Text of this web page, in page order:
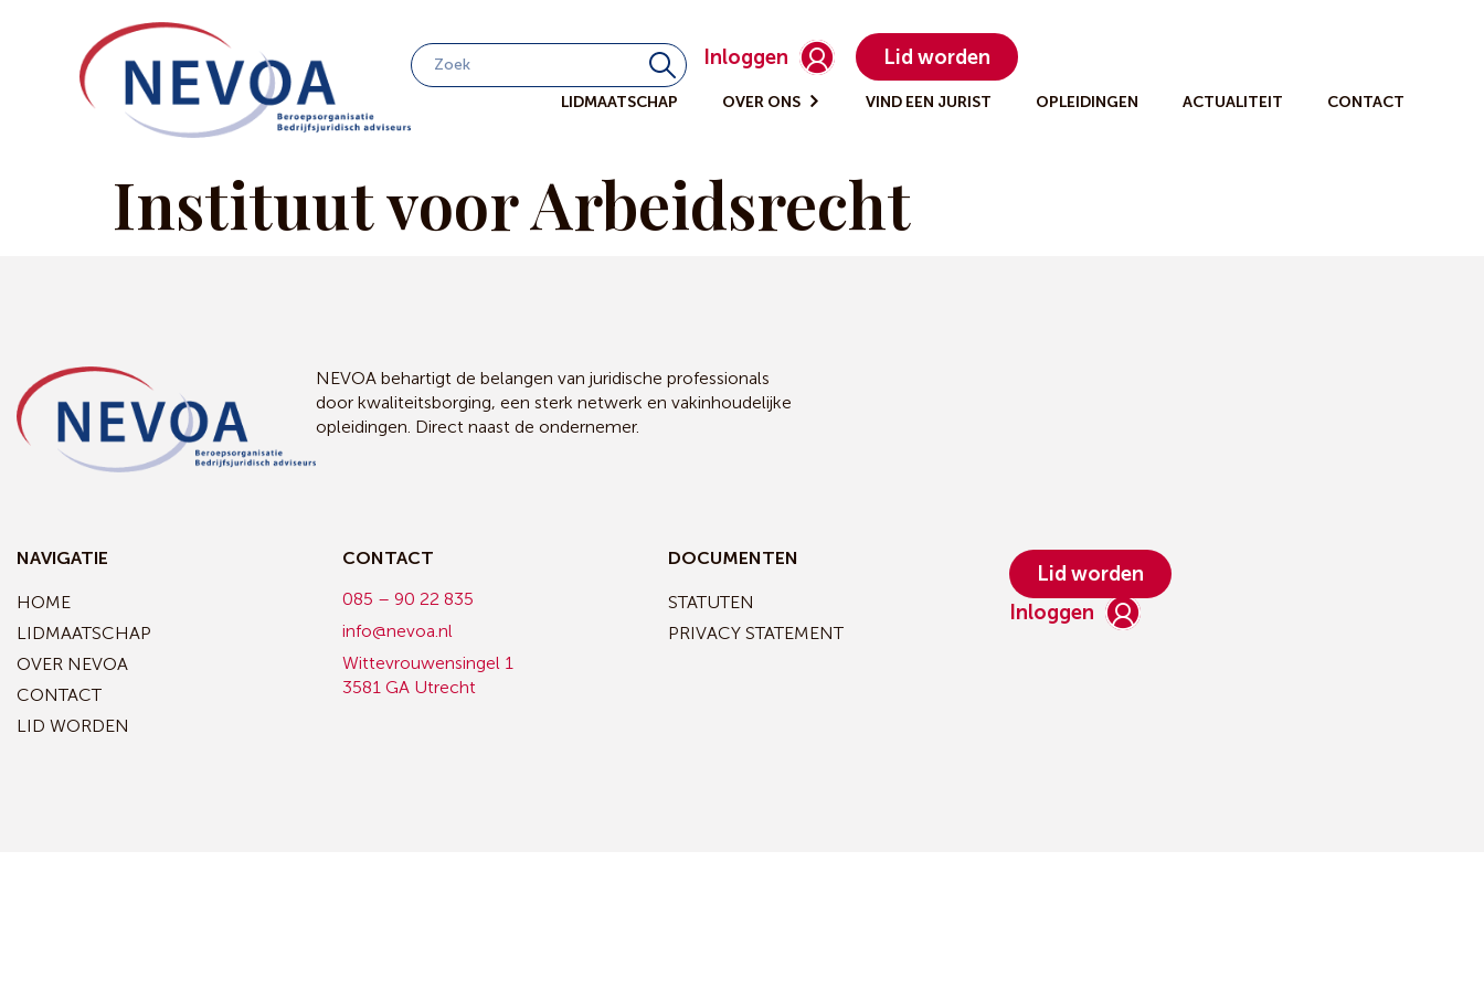
Inloggen Lid worden
LIDMAATSCHAP OVER ONS VIND EEN JURIST OPLEIDINGEN ACTUALITEIT CONTACT
Instituut voor Arbeidsrecht
NEVOA behartigt de belangen van juridische professionals
door kwaliteitsborging, een sterk netwerk en vakinhoudelijke
opleidingen. Direct naast de ondernemer.
NAVIGATIE
HOME
LIDMAATSCHAP
OVER NEVOA
CONTACT
LID WORDEN
CONTACT
085 – 90 22 835
info@nevoa.nl
Wittevrouwensingel 1
3581 GA Utrecht
DOCUMENTEN
STATUTEN
PRIVACY STATEMENT
Inloggen
Lid worden